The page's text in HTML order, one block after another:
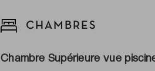
CHAMBRES
Chambre Supérieure vue